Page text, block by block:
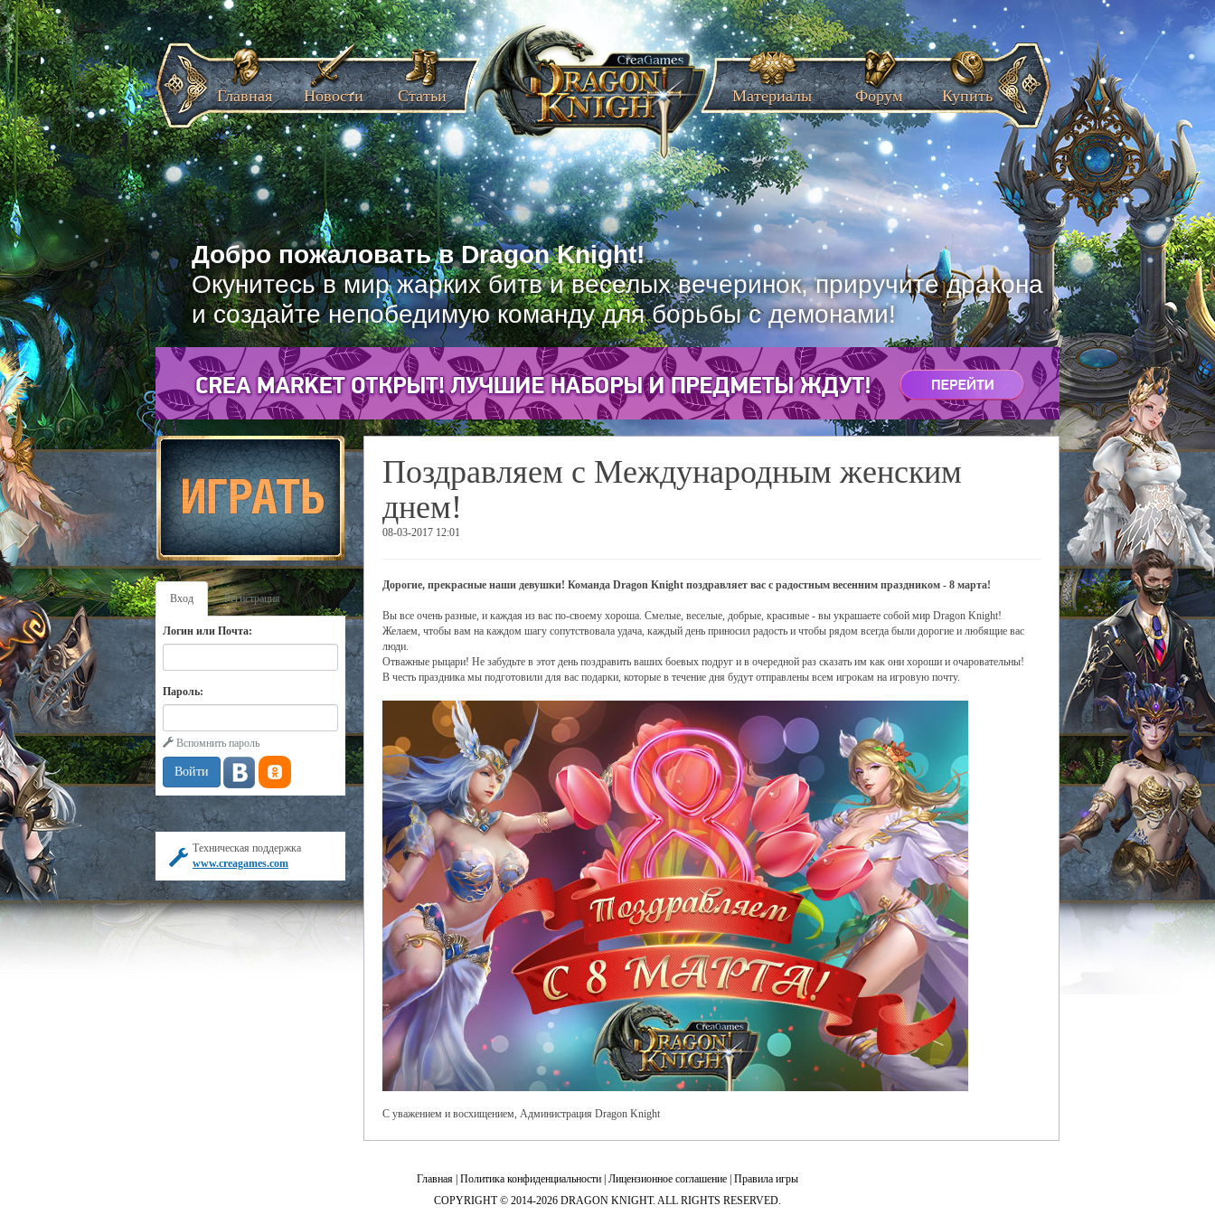
Добро пожаловать в Dragon Knight!
Окунитесь в мир жарких битв и веселых вечеринок, приручите дракона
и создайте непобедимую команду для борьбы с демонами!
Главная Новости Статьи Материалы Форум Купить
Вход Регистрация
Логин или Почта:
Пароль:
Вспомнить пароль
Техническая поддержка
www.creagames.com
Поздравляем с Международным женским
днем!
08-03-2017 12:01
Дорогие, прекрасные наши девушки! Команда Dragon Knight поздравляет вас с радостным весенним праздником - 8 марта!
Вы все очень разные, и каждая из вас по-своему хороша. Смелые, веселые, добрые, красивые - вы украшаете собой мир Dragon Knight!
Желаем, чтобы вам на каждом шагу сопутствовала удача, каждый день приносил радость и чтобы рядом всегда были дорогие и любящие вас
люди.
Отважные рыцари! Не забудьте в этот день поздравить ваших боевых подруг и в очередной раз сказать им как они хороши и очаровательны!
В честь праздника мы подготовили для вас подарки, которые в течение дня будут отправлены всем игрокам на игровую почту.
С уважением и восхищением, Администрация Dragon Knight
Главная Политика конфиденциальности Лицензионное соглашение Правила игры
COPYRIGHT © 2014-2026 DRAGON KNIGHT. ALL RIGHTS RESERVED.